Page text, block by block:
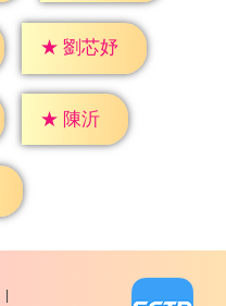
★ 劉芯妤
★ 陳沂